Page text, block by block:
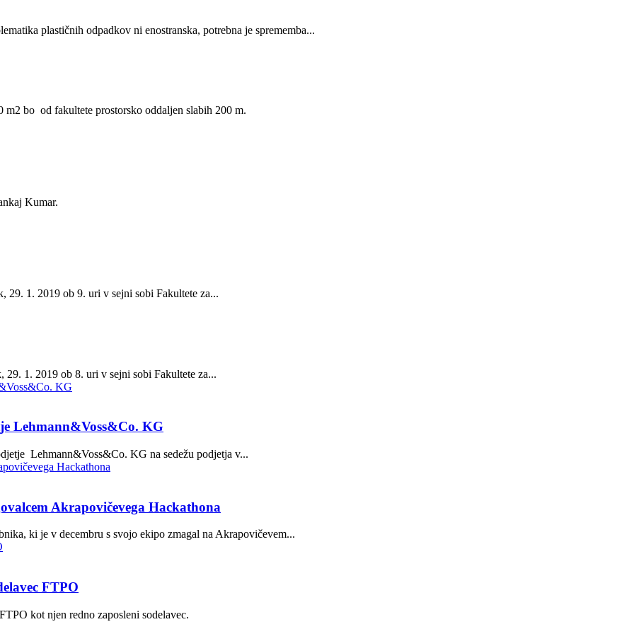
plastičnih odpadkov ni enostranska, potrebna je sprememba...
bo od fakultete prostorsko oddaljen slabih 200 m.
Kumar.
29. 1. 2019 ob 9. uri v sejni sobi Fakultete za...
29. 1. 2019 ob 8. uri v sejni sobi Fakultete za...
Lehmann&Voss&Co. KG
Lehmann&Voss&Co. KG na sedežu podjetja v...
Akrapovičevega Hackathona
ki je v decembru s svojo ekipo zmagal na Akrapovičevem...
FTPO
kot njen redno zaposleni sodelavec.